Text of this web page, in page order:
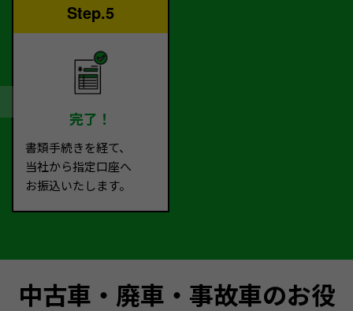
Step.5
完了！
書類手続きを経て、
当社から指定口座へ
お振込いたします。
中古車・廃車・事故車のお役